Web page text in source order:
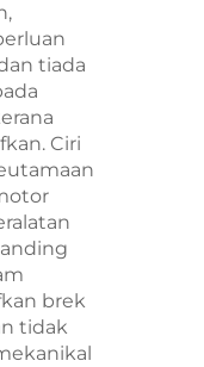
tiada
Ciri
brek
tidak